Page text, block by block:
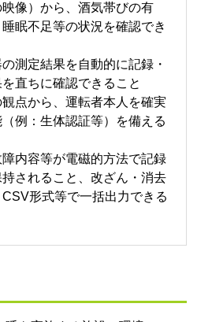
像）から、酒気帯びの有
眠不足等の状況を確認でき
測定結果を自動的に記録・
直ちに確認できること
点から、運転者本人を確実
例：生体認証等）を備える
内容等が電磁的方法で記録
されること、改ざん・消去
形式等で一括出力できる